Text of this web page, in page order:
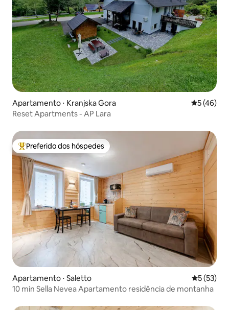
Apartamento ⋅ Kranjska Gora 5 de uma
5 (46)
Reset Apartments - AP Lara
Entre os melhores preferidos dos hóspedes
Preferido dos hóspedes
Apartamento ⋅ Saletto 5 de uma
5 (53)
10 min Sella Nevea Apartamento residência de montanha